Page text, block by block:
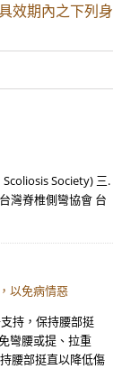
效期內之下列身
Society) 三.
灣脊椎側彎協會 台
以免病情惡
持，保持腰部挺
彎腰或提、拉重
腰部挺直以降低傷